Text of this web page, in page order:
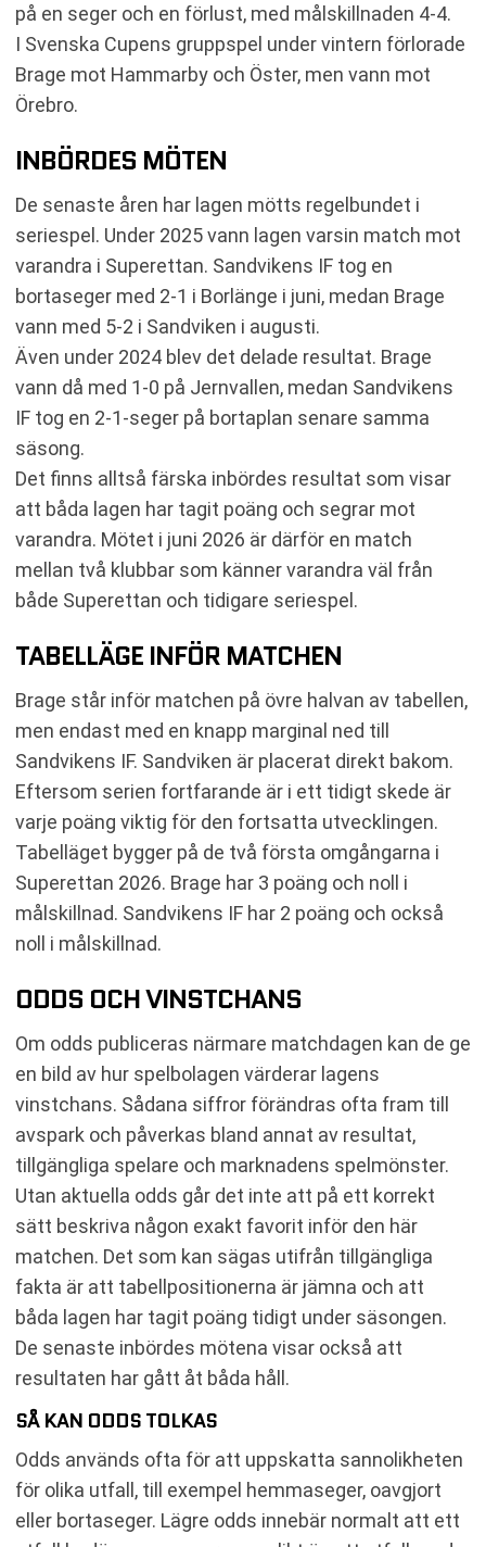
på en seger och en förlust, med målskillnaden 4-4.
I Svenska Cupens gruppspel under vintern förlorade
Brage mot Hammarby och Öster, men vann mot
Örebro.
INBÖRDES MÖTEN
De senaste åren har lagen mötts regelbundet i
seriespel. Under 2025 vann lagen varsin match mot
varandra i Superettan. Sandvikens IF tog en
bortaseger med 2-1 i Borlänge i juni, medan Brage
vann med 5-2 i Sandviken i augusti.
Även under 2024 blev det delade resultat. Brage
vann då med 1-0 på Jernvallen, medan Sandvikens
IF tog en 2-1-seger på bortaplan senare samma
säsong.
Det finns alltså färska inbördes resultat som visar
att båda lagen har tagit poäng och segrar mot
varandra. Mötet i juni 2026 är därför en match
mellan två klubbar som känner varandra väl från
både Superettan och tidigare seriespel.
TABELLÄGE INFÖR MATCHEN
Brage står inför matchen på övre halvan av tabellen,
men endast med en knapp marginal ned till
Sandvikens IF. Sandviken är placerat direkt bakom.
Eftersom serien fortfarande är i ett tidigt skede är
varje poäng viktig för den fortsatta utvecklingen.
Tabelläget bygger på de två första omgångarna i
Superettan 2026. Brage har 3 poäng och noll i
målskillnad. Sandvikens IF har 2 poäng och också
noll i målskillnad.
ODDS OCH VINSTCHANS
Om odds publiceras närmare matchdagen kan de ge
en bild av hur spelbolagen värderar lagens
vinstchans. Sådana siffror förändras ofta fram till
avspark och påverkas bland annat av resultat,
tillgängliga spelare och marknadens spelmönster.
Utan aktuella odds går det inte att på ett korrekt
sätt beskriva någon exakt favorit inför den här
matchen. Det som kan sägas utifrån tillgängliga
fakta är att tabellpositionerna är jämna och att
båda lagen har tagit poäng tidigt under säsongen.
De senaste inbördes mötena visar också att
resultaten har gått åt båda håll.
SÅ KAN ODDS TOLKAS
Odds används ofta för att uppskatta sannolikheten
för olika utfall, till exempel hemmaseger, oavgjort
eller bortaseger. Lägre odds innebär normalt att ett